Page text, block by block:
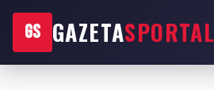
GS GAZETASPORTAL